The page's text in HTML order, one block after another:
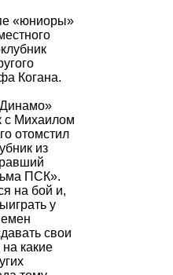
«юниоры»
Когана.
с Михаилом
отомстил
из
ПСК».
на бой и,
у
свои
какие